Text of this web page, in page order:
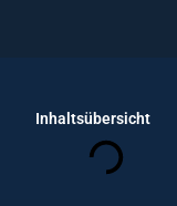
Inhaltsübersicht